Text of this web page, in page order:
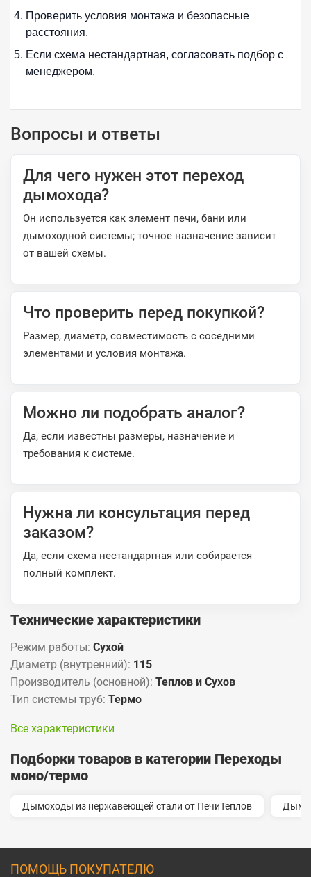
Проверить условия монтажа и безопасные
расстояния.
Если схема нестандартная, согласовать подбор с
менеджером.
Вопросы и ответы
Для чего нужен этот переход
дымохода?
Он используется как элемент печи, бани или
дымоходной системы; точное назначение зависит
от вашей схемы.
Что проверить перед покупкой?
Размер, диаметр, совместимость с соседними
элементами и условия монтажа.
Можно ли подобрать аналог?
Да, если известны размеры, назначение и
требования к системе.
Нужна ли консультация перед
заказом?
Да, если схема нестандартная или собирается
полный комплект.
Технические характеристики
Режим работы: Сухой
Диаметр (внутренний): 115
Производитель (основной): Теплов и Сухов
Тип системы труб: Термо
Все характеристики
Подборки товаров в категории Переходы
моно/термо
Дымоходы из нержавеющей стали от ПечиТеплов
ПОМОЩЬ ПОКУПАТЕЛЮ